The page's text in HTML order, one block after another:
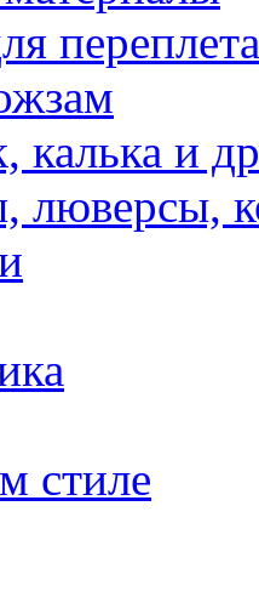
переплета
калька и
люверсы,
стиле